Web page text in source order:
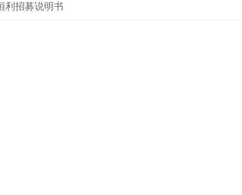
利招募说明书